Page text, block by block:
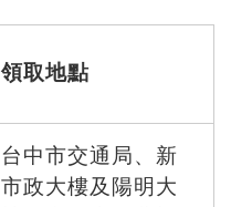
領取地點
台中市交通局、新
市政大樓及陽明大